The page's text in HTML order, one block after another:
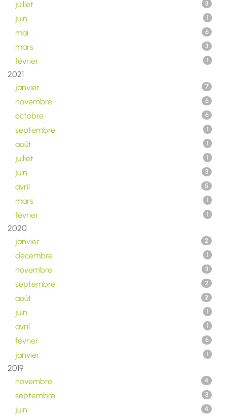
juillet 3
juin 1
mai 6
mars 3
février 1
2021
janvier
7
novembre 6
octobre 6
septembre 1
août 1
juillet 1
juin 3
avril 5
mars 1
février 1
2020
janvier
2
décembre 1
novembre 3
septembre 2
août 2
juin 1
avril 1
février 6
janvier 1
2019
novembre
4
septembre 3
juin 4